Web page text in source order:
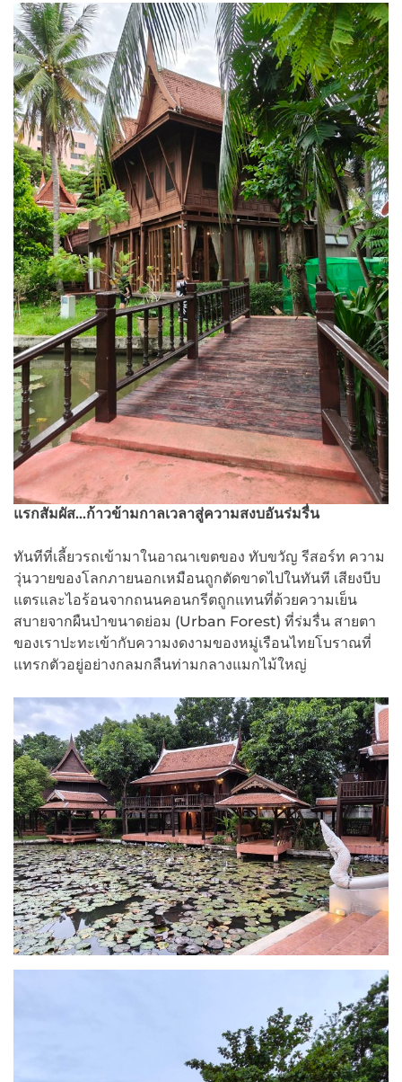
แรกสัมผัส…ก้าวข้ามกาลเวลาสู่ความสงบอันร่มรื่น
ทันทีที่เลี้ยวรถเข้ามาในอาณาเขตของ ทับขวัญ รีสอร์ท ความ
วุ่นวายของโลกภายนอกเหมือนถูกตัดขาดไปในทันที เสียงบีบ
แตรและไอร้อนจากถนนคอนกรีตถูกแทนที่ด้วยความเย็น
สบายจากผืนป่าขนาดย่อม (Urban Forest) ที่ร่มรื่น สายตา
ของเราปะทะเข้ากับความงดงามของหมู่เรือนไทยโบราณที่
แทรกตัวอยู่อย่างกลมกลืนท่ามกลางแมกไม้ใหญ่